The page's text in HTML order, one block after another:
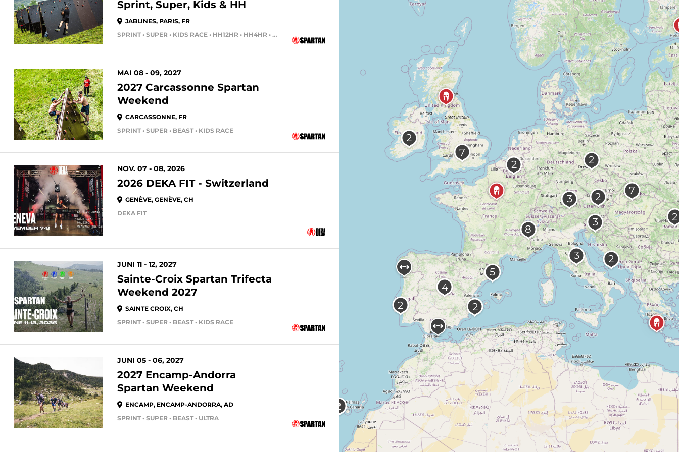
Sprint, Super, Kids & HH
JABLINES, PARIS, FR
SPRINT • SUPER • KIDS RACE • HH12HR • HH4HR • HH24HR
MAI 08 - 09, 2027
2027 Carcassonne Spartan
Weekend
CARCASSONNE, FR
SPRINT • SUPER • BEAST • KIDS RACE
NOV. 07 - 08, 2026
2026 DEKA FIT - Switzerland
GENÈVE, GENÈVE, CH
DEKA FIT
JUNI 11 - 12, 2027
Sainte-Croix Spartan Trifecta
Weekend 2027
SAINTE CROIX, CH
SPRINT • SUPER • BEAST • KIDS RACE
JUNI 05 - 06, 2027
2027 Encamp-Andorra
Spartan Weekend
ENCAMP, ENCAMP-ANDORRA, AD
SPRINT • SUPER • BEAST • ULTRA